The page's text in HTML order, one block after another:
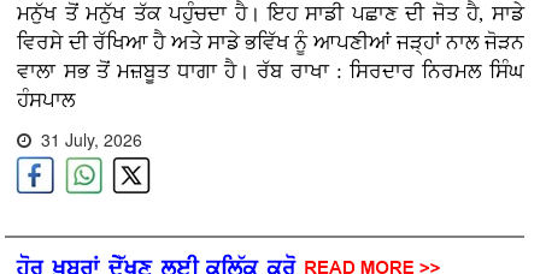
ਮਨੁੱਖ ਤੋਂ ਮਨੁੱਖ ਤੱਕ ਪਹੁੰਚਦਾ ਹੈ। ਇਹ ਸਾਡੀ ਪਛਾਣ ਦੀ ਜੋਤ ਹੈ, ਸਾਡੇ
ਵਿਰਸੇ ਦੀ ਰੱਖਿਆ ਹੈ ਅਤੇ ਸਾਡੇ ਭਵਿੱਖ ਨੂੰ ਆਪਣੀਆਂ ਜੜ੍ਹਾਂ ਨਾਲ ਜੋੜਨ
ਵਾਲਾ ਸਭ ਤੋਂ ਮਜ਼ਬੂਤ ਧਾਗਾ ਹੈ। ਰੱਬ ਰਾਖਾ : ਸਿਰਦਾਰ ਨਿਰਮਲ ਸਿੰਘ
ਹੰਸਪਾਲ
31 July, 2026